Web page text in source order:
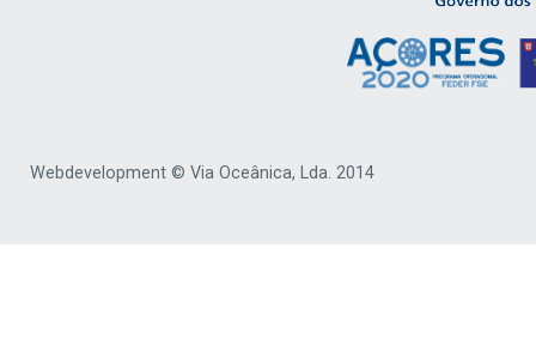
Webdevelopment © Via Oceânica, Lda. 2014